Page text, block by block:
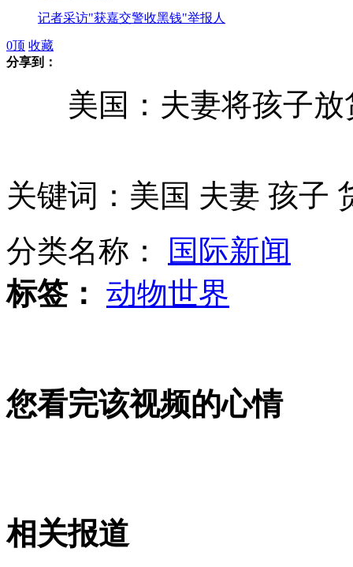
记者采访"获嘉交警收黑钱"举报人
沈阳零下15度上演模特秀 日薪1万
男子身怀绝技 能模仿50种动物神态
实拍：无聊玩电击 美女被电倒在地
实拍:出租狂飙 3分钟穿15分钟路
外交部：反对强权政治霸凌主义
0顶 收藏
分享到：
美国：夫妻将孩子放
关键词：美国 夫妻 孩子
分类名称：
国际新闻
标签： 动物世界
您看完该视频的心情
相关报道